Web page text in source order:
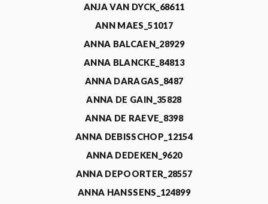
ANJA VAN DYCK_68611
ANN MAES_51017
ANNA BALCAEN_28929
ANNA BLANCKE_84813
ANNA DARAGAS_8487
ANNA DE GAIN_35828
ANNA DE RAEVE_8398
ANNA DEBISSCHOP_12154
ANNA DEDEKEN_9620
ANNA DEPOORTER_28557
ANNA HANSSENS_124899